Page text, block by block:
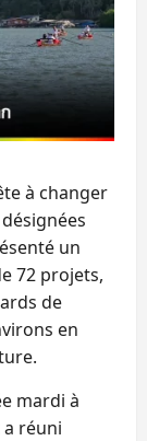
à changer
un
72 projets,
de
en
mardi à
réuni